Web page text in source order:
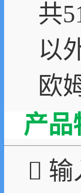
共
以
欧
产品
